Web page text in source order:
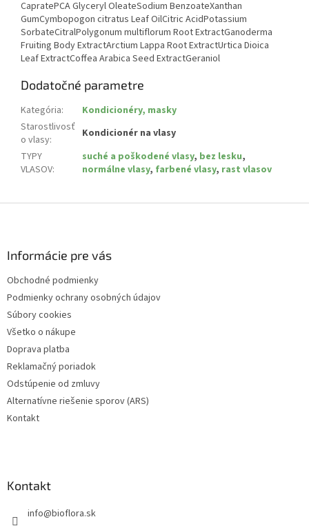
CapratePCA Glyceryl OleateSodium BenzoateXanthan
GumCymbopogon citratus Leaf OilCitric AcidPotassium
SorbateCitralPolygonum multiflorum Root ExtractGanoderma
Fruiting Body ExtractArctium Lappa Root ExtractUrtica Dioica
Leaf ExtractCoffea Arabica Seed ExtractGeraniol
Dodatočné parametre
Kategória:
Kondicionéry, masky
Starostlivosť
o vlasy:
Kondicionér na vlasy
TYPY
VLASOV:
suché a poškodené vlasy, bez lesku,
normálne vlasy, farbené vlasy, rast vlasov
Informácie pre vás
Obchodné podmienky
Podmienky ochrany osobných údajov
Súbory cookies
Všetko o nákupe
Doprava platba
Reklamačný poriadok
Odstúpenie od zmluvy
Alternatívne riešenie sporov (ARS)
Kontakt
Kontakt
info@bioflora.sk